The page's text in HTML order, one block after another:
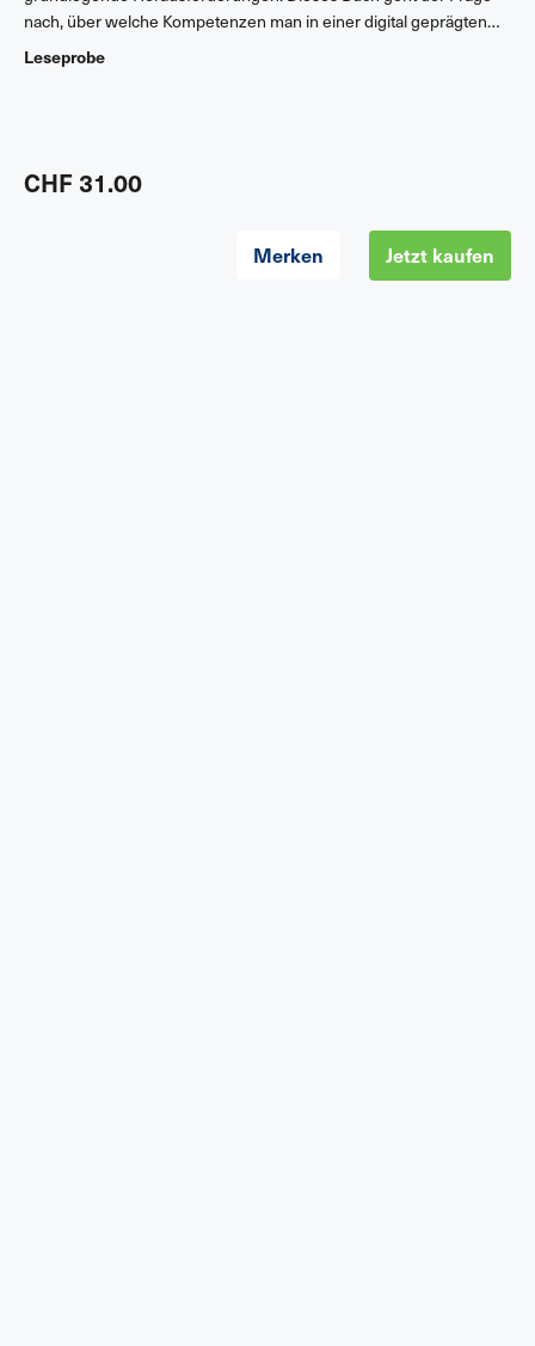
nach, über welche Kompetenzen man in einer digital geprägten
Gesellschaft verfügen muss und klärt, wie die Schule diese
mithilfe digitaler Werkzeuge fördern und festigen kann. Es zeigt
Lehrperson, die an Berufsschulen oder an Gymnasien
Philippe Wampfler, Deutsch-Dozent und Lehrer für digitale Bildung
Leseprobe
CHF 31.00
Merken Jetzt kaufen